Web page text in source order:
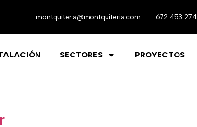
montquiteria@montquiteria.com 672 453 274
SECTORES PROYECTOS